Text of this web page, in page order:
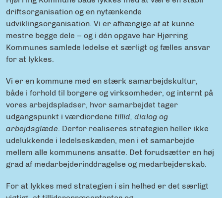
driftsorganisation og en nytænkende
udviklingsorganisation. Vi er afhængige af at kunne
mestre begge dele – og i dén opgave har Hjørring
Kommunes samlede ledelse et særligt og fælles ansvar
for at lykkes.
Vi er en kommune med en stærk samarbejdskultur,
både i forhold til borgere og virksomheder, og internt på
vores arbejdspladser, hvor samarbejdet tager
udgangspunkt i værdiordene tillid, dialog og
arbejdsglæde. Derfor realiseres strategien heller ikke
udelukkende i ledelseskæden, men i et samarbejde
mellem alle kommunens ansatte. Det forudsætter en høj
grad af medarbejderinddragelse og medarbejderskab.
For at lykkes med strategien i sin helhed er det særligt